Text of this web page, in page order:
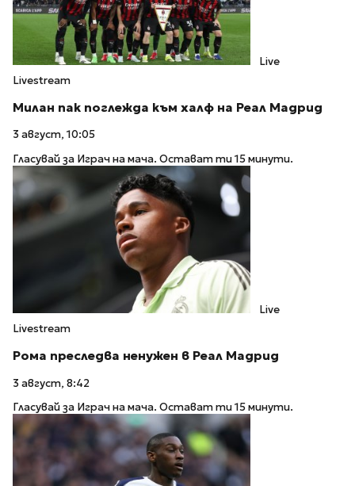
Live
Livestream
Милан пак поглежда към халф на Реал Мадрид
3 август, 10:05
Гласувай за Играч на мача. Остават ти 15 минути.
Live
Livestream
Рома преследва ненужен в Реал Мадрид
3 август, 8:42
Гласувай за Играч на мача. Остават ти 15 минути.